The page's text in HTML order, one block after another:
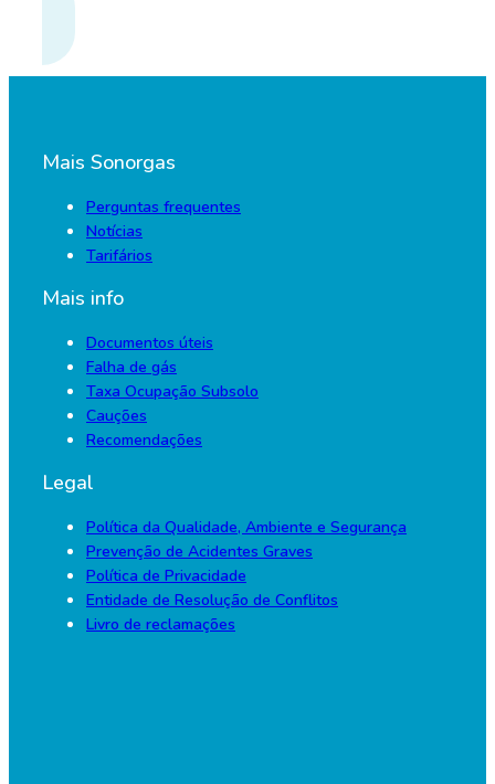
Mais Sonorgas
Perguntas frequentes
Notícias
Tarifários
Mais info
Documentos úteis
Falha de gás
Taxa Ocupação Subsolo
Cauções
Recomendações
Legal
Política da Qualidade, Ambiente e Segurança
Prevenção de Acidentes Graves
Política de Privacidade
Entidade de Resolução de Conflitos
Livro de reclamações